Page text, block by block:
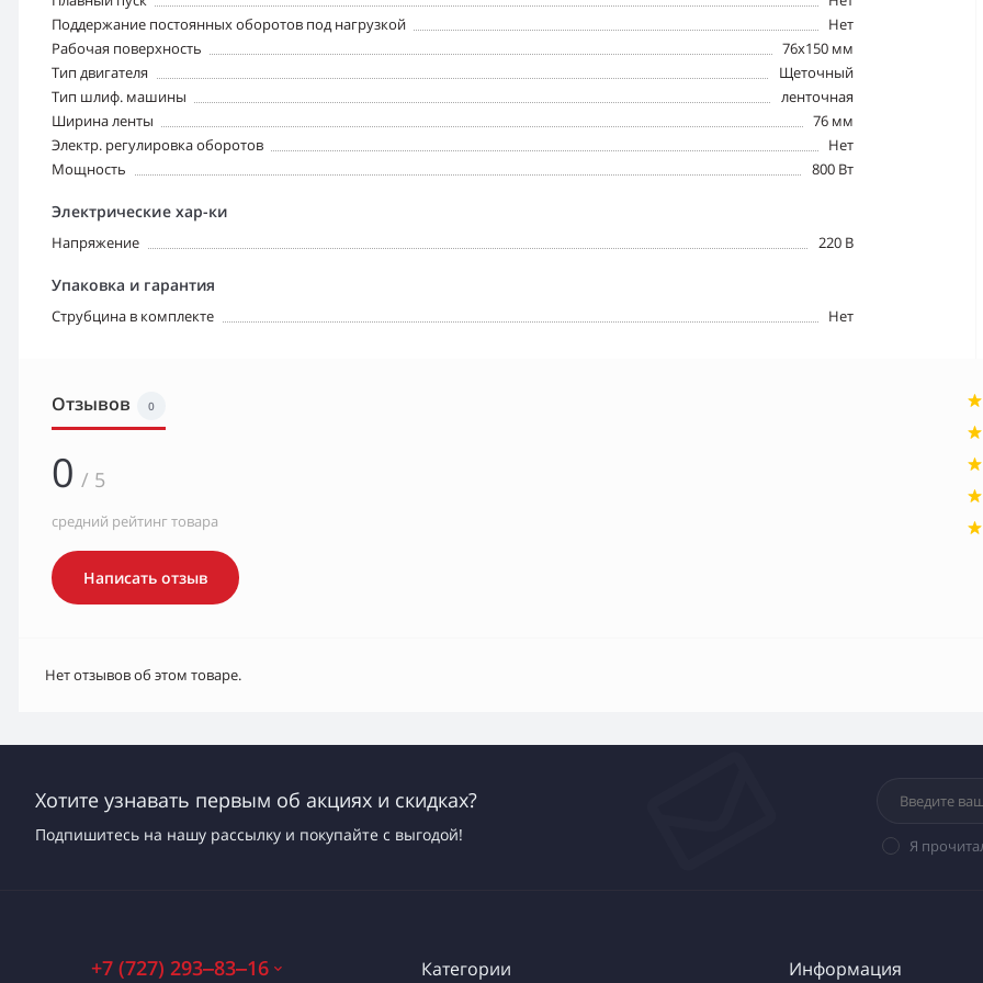
Поддержание постоянных оборотов под нагрузкой
Нет
Рабочая поверхность
76х150 мм
Тип двигателя
Щеточный
Тип шлиф. машины
ленточная
Ширина ленты
76 мм
Электр. регулировка оборотов
Нет
Мощность
800 Вт
Электрические хар-ки
Напряжение 220 В
Упаковка и гарантия
Струбцина в комплекте Нет
Отзывов 0
0 / 5
средний рейтинг товара
Написать отзыв
Нет отзывов об этом товаре.
Хотите узнавать первым об акциях и скидках?
Подпишитесь на нашу рассылку и покупайте с выгодой!
Я
+7 (727) 293‒83‒16 Категории Информация